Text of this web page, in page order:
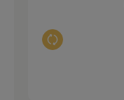
Auswahl ändern